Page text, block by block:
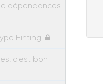
dépendances
Hinting
c'est bon